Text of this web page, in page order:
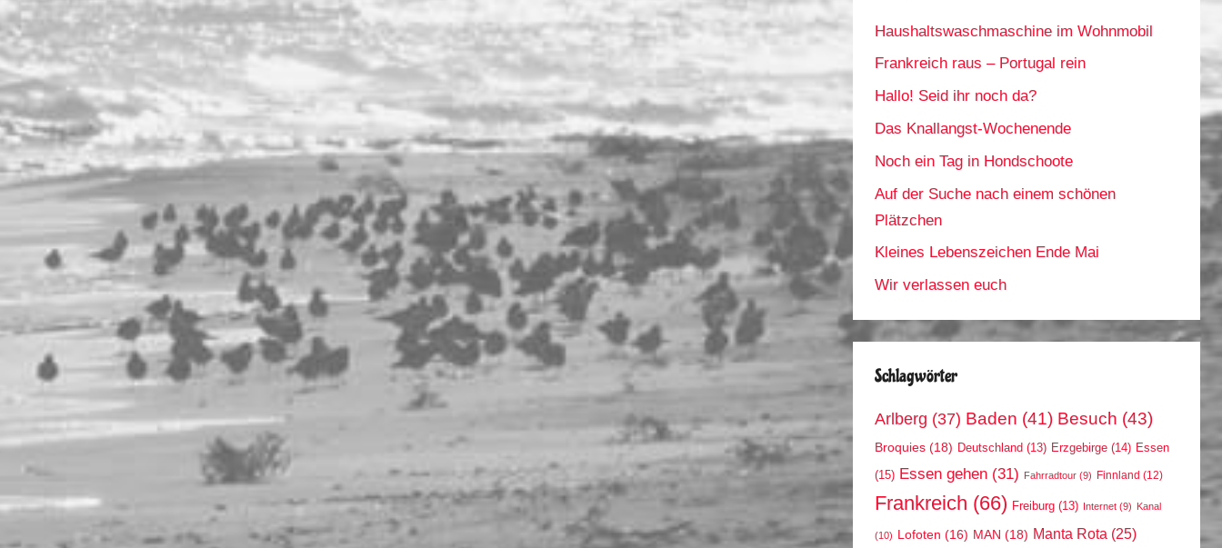
Haushaltswaschmaschine im Wohnmobil
Frankreich raus – Portugal rein
Hallo! Seid ihr noch da?
Das Knallangst-Wochenende
Noch ein Tag in Hondschoote
Auf der Suche nach einem schönen
Plätzchen
Kleines Lebenszeichen Ende Mai
Wir verlassen euch
Schlagwörter
Arlberg (37) Baden (41) Besuch (43)
Broquies (18) Deutschland (13) Erzgebirge (14) Essen
(15) Essen gehen (31) Fahrradtour (9) Finnland (12)
Frankreich (66) Freiburg (13) Internet (9) Kanal
(10) Lofoten (16) MAN (18) Manta Rota (25)